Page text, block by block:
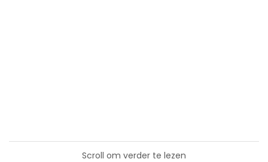
Scroll om verder te lezen